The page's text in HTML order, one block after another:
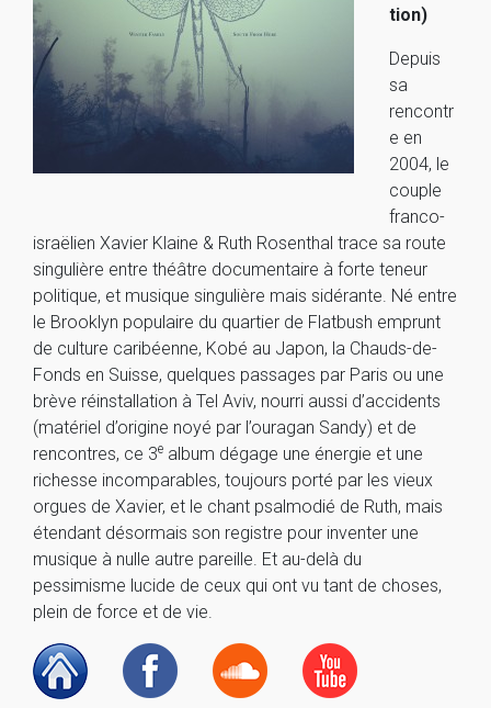
tion)
Depuis
sa
rencontr
e en
2004, le
couple
franco-
israëlien Xavier Klaine & Ruth Rosenthal trace sa route
singulière entre théâtre documentaire à forte teneur
politique, et musique singulière mais sidérante. Né entre
le Brooklyn populaire du quartier de Flatbush emprunt
de culture caribéenne, Kobé au Japon, la Chauds-de-
Fonds en Suisse, quelques passages par Paris ou une
brève réinstallation à Tel Aviv, nourri aussi d’accidents
(matériel d’origine noyé par l’ouragan Sandy) et de
rencontres, ce 3e album dégage une énergie et une
richesse incomparables, toujours porté par les vieux
orgues de Xavier, et le chant psalmodié de Ruth, mais
étendant désormais son registre pour inventer une
musique à nulle autre pareille. Et au-delà du
pessimisme lucide de ceux qui ont vu tant de choses,
plein de force et de vie.